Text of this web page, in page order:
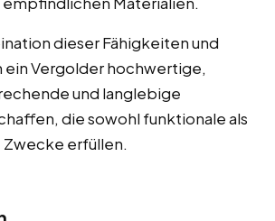
dieser Fähigkeiten und
ein Vergolder hochwertige,
und langlebige
die sowohl funktionale als
erfüllen.